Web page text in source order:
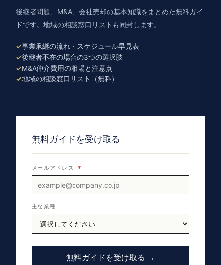
後継者問題、M&A、会社売却の基本知識をまとめた無料ガイ
ドです。地域の相談窓口リストも同封します。
事業承継の流れ・スケジュール早見表
後継者不在の場合の3つの選択肢
M&A仲介費用の相場と注意点
地域の相談窓口リスト（無料）
無料ガイドを受け取る
メールアドレス *
主な業種
無料ガイドを受け取る →